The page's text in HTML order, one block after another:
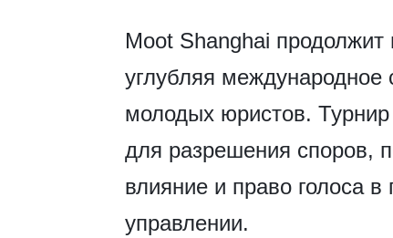
Moot Shanghai
углубляя международное
молодых юристов.
для разрешения споров,
влияние и право голоса
управлении.